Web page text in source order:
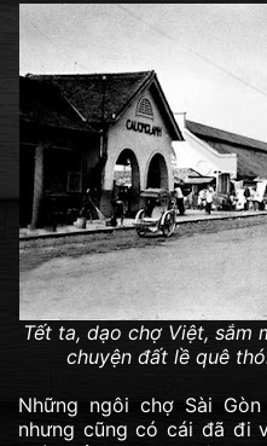
Tết ta, dạo chợ Việt, sắm
chuyện đất lề quê
Những ngôi chợ Sài
nhưng cũng có cái đã đi